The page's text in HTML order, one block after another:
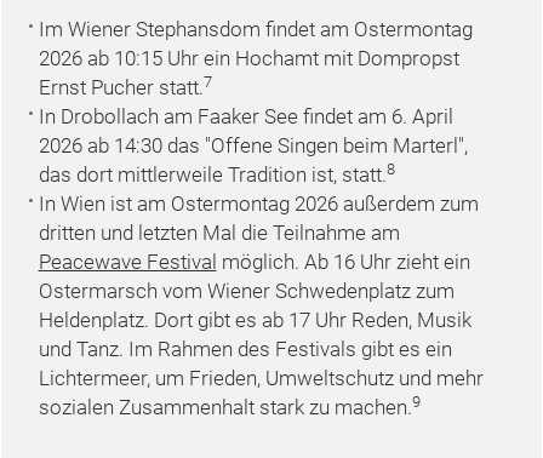
Im Wiener Stephansdom findet am Ostermontag
2026 ab 10:15 Uhr ein Hochamt mit Dompropst
Ernst Pucher statt.7
In Drobollach am Faaker See findet am 6. April
2026 ab 14:30 das "Offene Singen beim Marterl",
das dort mittlerweile Tradition ist, statt.8
In Wien ist am Ostermontag 2026 außerdem zum
dritten und letzten Mal die Teilnahme am
Peacewave Festival möglich. Ab 16 Uhr zieht ein
Ostermarsch vom Wiener Schwedenplatz zum
Heldenplatz. Dort gibt es ab 17 Uhr Reden, Musik
und Tanz. Im Rahmen des Festivals gibt es ein
Lichtermeer, um Frieden, Umweltschutz und mehr
sozialen Zusammenhalt stark zu machen.9